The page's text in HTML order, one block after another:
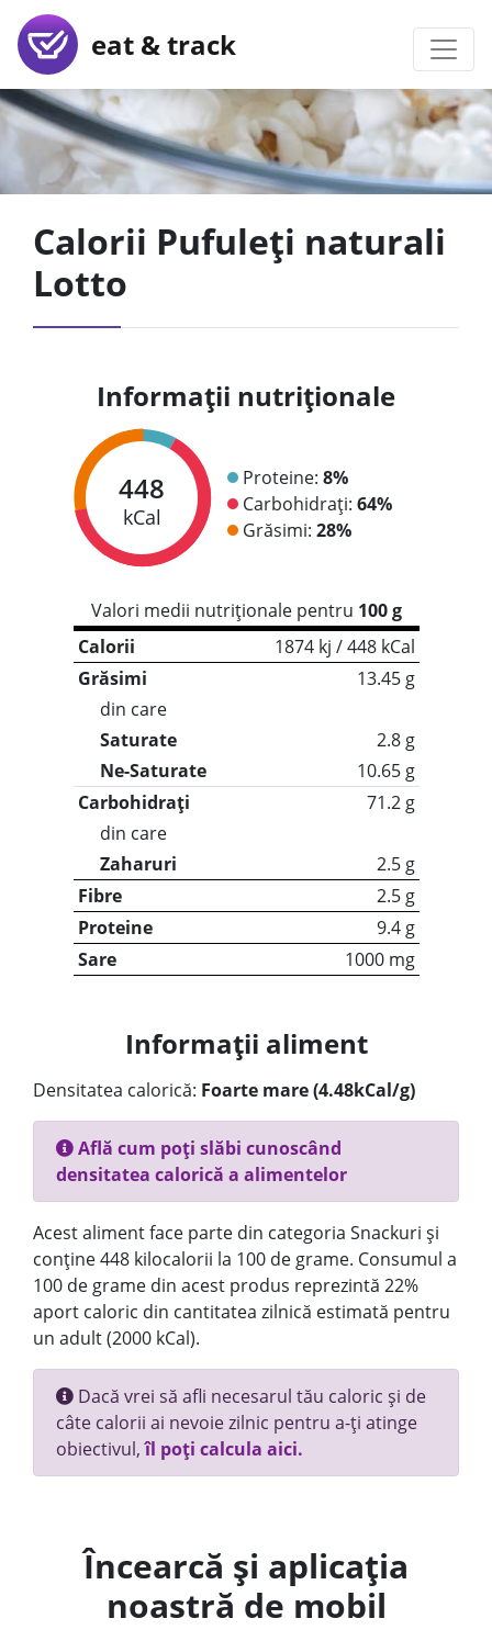
eat & track
Calorii Pufuleți naturali
Lotto
Informații nutriționale
448
kCal
Proteine: 8%
Carbohidrați: 64%
Grăsimi: 28%
Valori medii nutriționale pentru 100 g
Calorii
1874 kj / 448 kCal
Grăsimi
13.45 g
din care
Saturate
2.8 g
Ne-Saturate
10.65 g
Carbohidrați
71.2 g
din care
Zaharuri
2.5 g
Fibre
2.5 g
Proteine
9.4 g
Sare
1000 mg
Informații aliment
Densitatea calorică: Foarte mare (4.48kCal/g)
Află cum poți slăbi cunoscând
densitatea calorică a alimentelor
Acest aliment face parte din categoria Snackuri și
conține 448 kilocalorii la 100 de grame. Consumul a
100 de grame din acest produs reprezintă 22%
aport caloric din cantitatea zilnică estimată pentru
un adult (2000 kCal).
Dacă vrei să afli necesarul tău caloric și de
câte calorii ai nevoie zilnic pentru a-ți atinge
obiectivul,îl poți calcula aici.
Încearcă și aplicația
noastră de mobil